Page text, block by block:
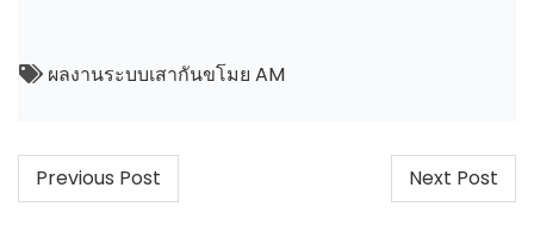
ผลงานระบบเสากันขโมย AM
Post
Previous Post Next Post